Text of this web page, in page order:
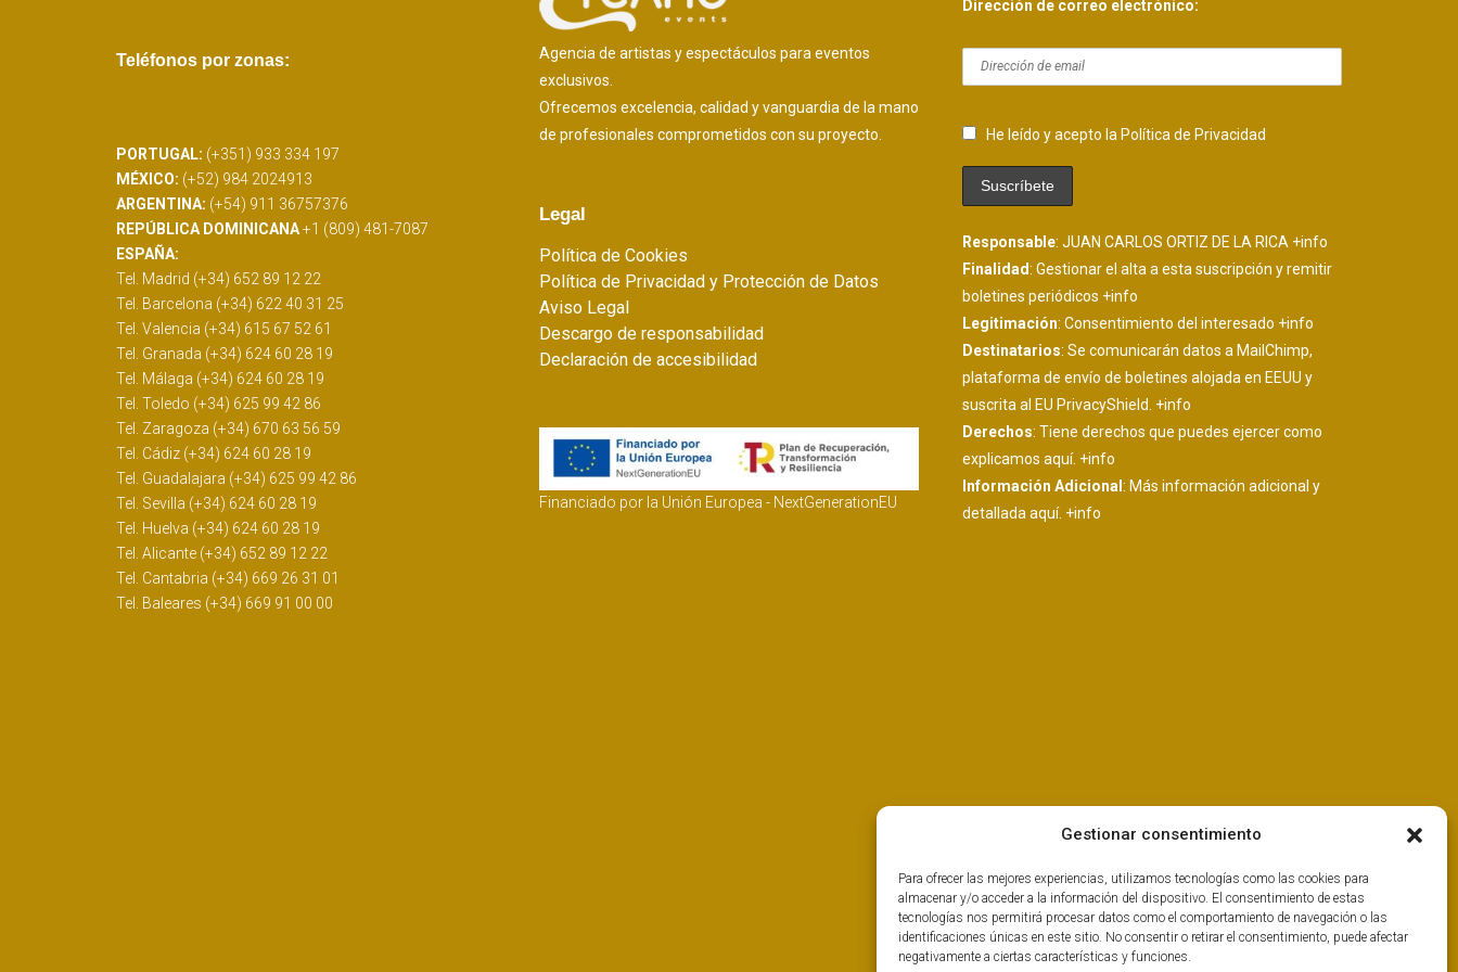
Gestionar consentimiento
Para ofrecer las mejores experiencias, utilizamos tecnologías como las cookies para
almacenar y/o acceder a la información del dispositivo. El consentimiento de estas
tecnologías nos permitirá procesar datos como el comportamiento de navegación o las
identificaciones únicas en este sitio. No consentir o retirar el consentimiento, puede afectar
negativamente a ciertas características y funciones.
Teléfonos por zonas:
PORTUGAL: (+351) 933 334 197
MÉXICO: (+52) 984 2024913
ARGENTINA: (+54) 911 36757376
REPÚBLICA DOMINICANA+1 (809) 481-7087
ESPAÑA:
Tel. Madrid (+34) 652 89 12 22
Tel. Barcelona (+34) 622 40 31 25
Tel. Valencia (+34) 615 67 52 61
Tel. Granada (+34) 624 60 28 19
Tel. Málaga (+34) 624 60 28 19
Tel. Toledo (+34) 625 99 42 86
Tel. Zaragoza (+34) 670 63 56 59
Tel. Cádiz (+34) 624 60 28 19
Tel. Guadalajara (+34) 625 99 42 86
Tel. Sevilla (+34) 624 60 28 19
Tel. Huelva (+34) 624 60 28 19
Tel. Alicante (+34) 652 89 12 22
Tel. Cantabria (+34) 669 26 31 01
Tel. Baleares (+34) 669 91 00 00
Agencia de artistas y espectáculos para eventos
exclusivos.
Ofrecemos excelencia, calidad y vanguardia de la mano
de profesionales comprometidos con su proyecto.
Legal
Política de Cookies
Política de Privacidad y Protección de Datos
Aviso Legal
Descargo de responsabilidad
Declaración de accesibilidad
Financiado por la Unión Europea - NextGenerationEU
Dirección de correo electrónico:
He leído y acepto la Política de Privacidad
Responsable: JUAN CARLOS ORTIZ DE LA RICA +info
Finalidad: Gestionar el alta a esta suscripción y remitir
boletines periódicos +info
Legitimación: Consentimiento del interesado +info
Destinatarios: Se comunicarán datos a MailChimp,
plataforma de envío de boletines alojada en EEUU y
suscrita al EU PrivacyShield. +info
Derechos: Tiene derechos que puedes ejercer como
explicamos aquí. +info
Información Adicional : Más información adicional y
detallada aquí. +info